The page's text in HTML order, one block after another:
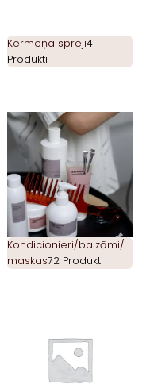
Ķermeņa spreji4
Produkti
Kondicionieri/balzāmi/
maskas72 Produkti